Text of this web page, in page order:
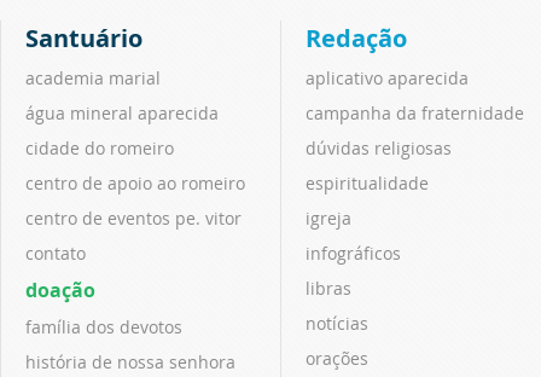
Santuário
academia marial
água mineral aparecida
cidade do romeiro
centro de apoio ao romeiro
centro de eventos pe. vitor
contato
doação
família dos devotos
história de nossa senhora
Redação
aplicativo aparecida
campanha da fraternidade
dúvidas religiosas
espiritualidade
igreja
infográficos
libras
notícias
orações